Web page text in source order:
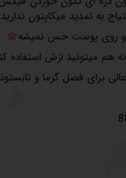
به تمدید میکاپتون ندارید
و روی پوست حس نمیشه
هم میتونید ازش استفاده
برای فصل گرما و